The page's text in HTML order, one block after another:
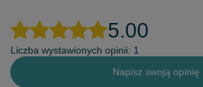
5.00
Liczba wystawionych opinii: 1
Napisz swoją opinię